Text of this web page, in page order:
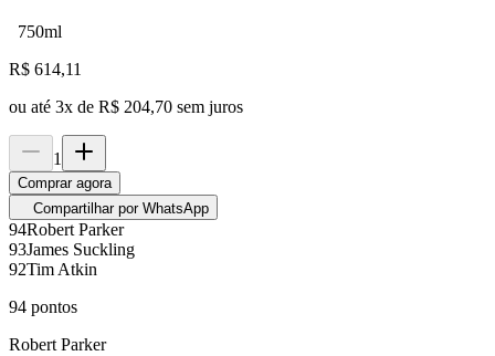
750ml
R$ 614,11
ou até 3x de R$ 204,70 sem juros
1
Comprar agora
Compartilhar por WhatsApp
94Robert Parker
93James Suckling
92Tim Atkin
94 pontos
Robert Parker